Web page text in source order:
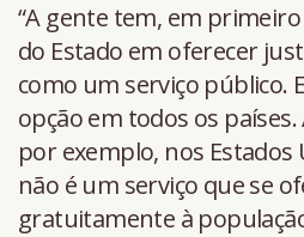
“A gente tem, em
do Estado em oferecer
como um serviço público.
opção em todos os
por exemplo, nos Estados
não é um serviço que se
gratuitamente à